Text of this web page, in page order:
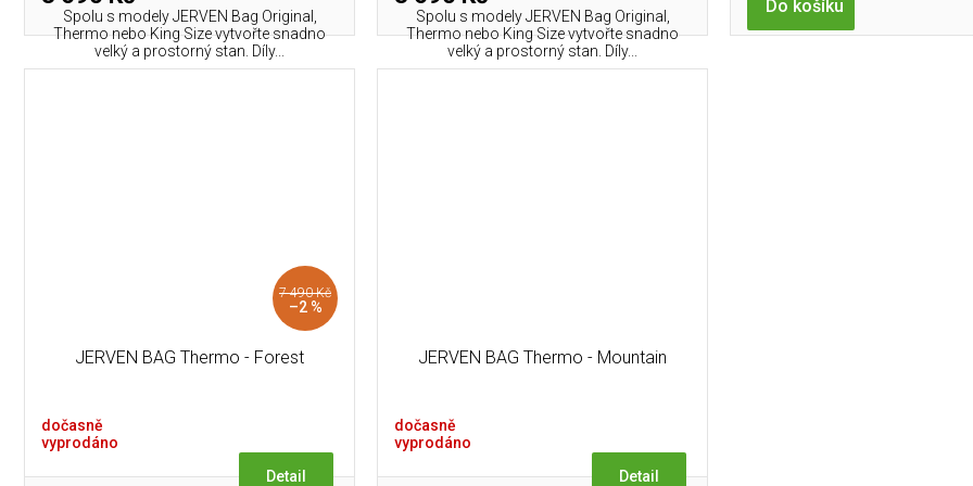
Spolu s modely JERVEN Bag Original,
Thermo nebo King Size vytvořte snadno
velký a prostorný stan. Díly...
Spolu s modely JERVEN Bag Original,
Thermo nebo King Size vytvořte snadno
velký a prostorný stan. Díly...
Do košíku
7 490 Kč
–2 %
JERVEN BAG Thermo - Forest
dočasně
vyprodáno
Detail
JERVEN BAG Thermo - Mountain
dočasně
vyprodáno
Detail